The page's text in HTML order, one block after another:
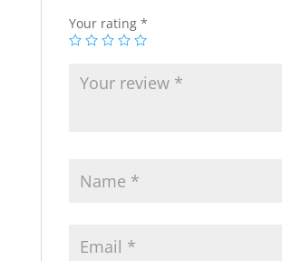
Your rating *